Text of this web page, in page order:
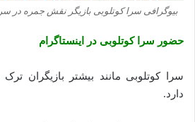
بیوگرافی سرا کوتلوبی بازیگر نقش جمره در
حضور سرا کوتلوبی در اینستاگرام
سرا کوتلوبی مانند بیشتر بازیگران
دارد.